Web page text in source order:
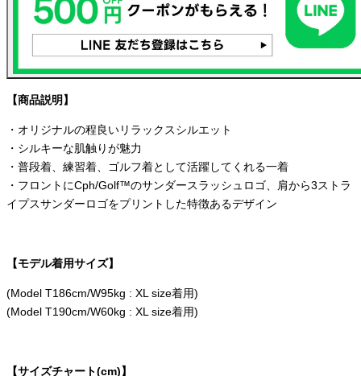
【商品説明】
・オリジナルの程良いリラックスシルエット
・シルキーな肌触りが魅力
・普段着、練習着、ゴルフ着として活躍してくれる一着
・フロントにCph/Golf™のサンダースラッシュロゴ、肩から3ストラ
イプスサンダーロゴをプリントした特徴あるデザイン
【モデル着用サイズ】
(Model T186cm/W95kg : XL size着用)
(Model T190cm/W60kg : XL size着用)
【サイズチャート(cm)】